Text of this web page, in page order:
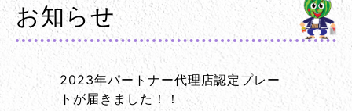
お知らせ
2023年パートナー代理店認定プレー
トが届きました！！